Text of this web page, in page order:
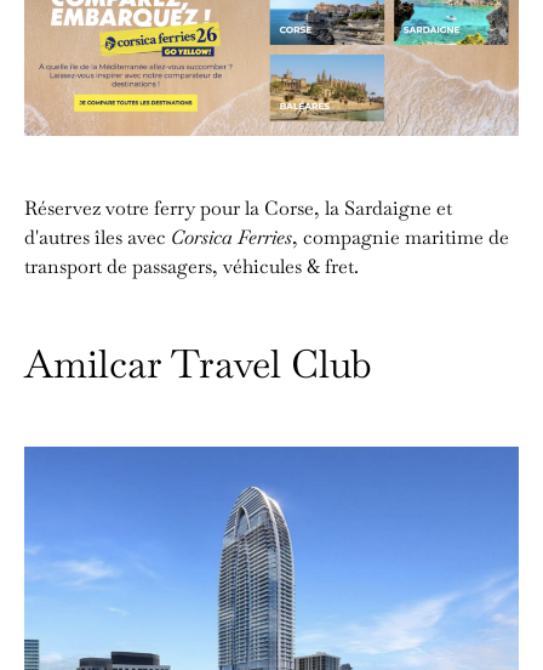
Réservez votre ferry pour la Corse, la Sardaigne et
d'autres îles avec Corsica Ferries, compagnie maritime de
transport de passagers, véhicules & fret.
Amilcar Travel Club